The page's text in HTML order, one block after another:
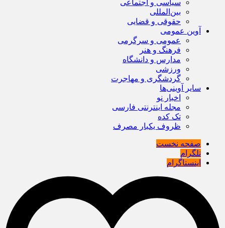
سیاسی و اجتماعی
بین‌المللی
حقوقی و قضایی
آوین عمومی
عمومی و سرگرمی
فرهنگ و هنر
مدارس و دانشگاه
ورزشی
گردشگری و مهاجرت
سایر آوینی‌ها
اخبار نو
مجله اینترنتی فارسی
تک کده
ظروف یکبار مصرف
صفحه نخست
تلگرام
اینستاگرام